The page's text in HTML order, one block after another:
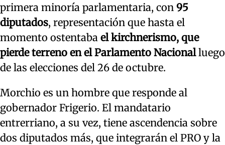
primera minoría parlamentaria, con 95
diputados, representación que hasta el
momento ostentaba el kirchnerismo, que
pierde terreno en el Parlamento Nacionalluego
de las elecciones del 26 de octubre.
Morchio es un hombre que responde al
gobernador Frigerio. El mandatario
entrerriano, a su vez, tiene ascendencia sobre
dos diputados más, que integrarán el PRO y la